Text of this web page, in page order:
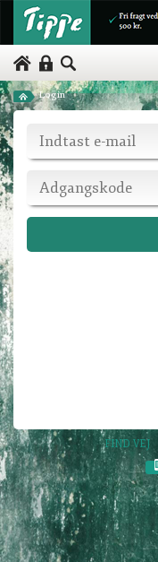
Login
FIND VEJ